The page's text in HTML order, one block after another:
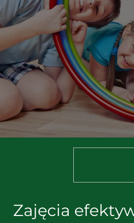
Zajęcia